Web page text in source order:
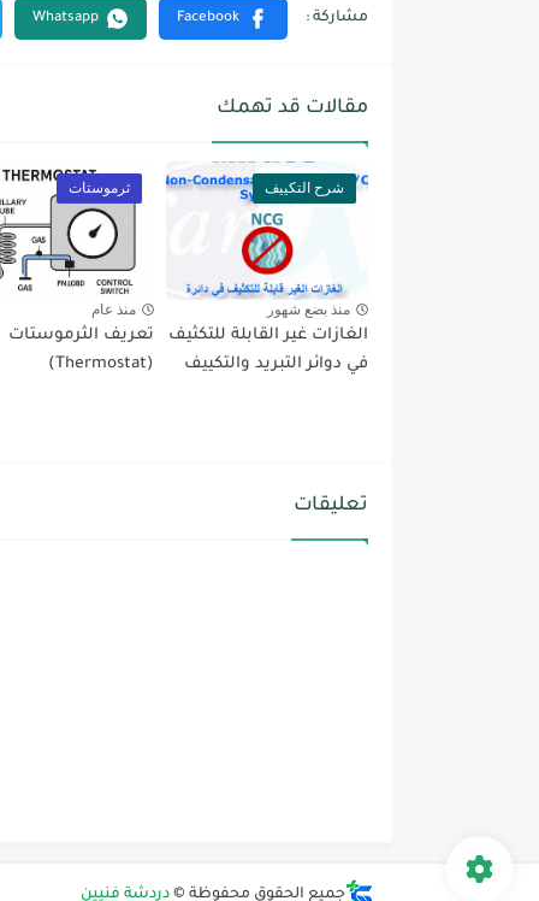
مقالات قد تهمك
شرح التكييف
منذ بضع شهور
الغازات غير القابلة للتكثيف
في دوائر التبريد والتكييف
ثرموستات
منذ عام
تعريف الثرموستات
(Thermostat)
تعليقات
جميع الحقوق محفوظة © دردشة فنيين